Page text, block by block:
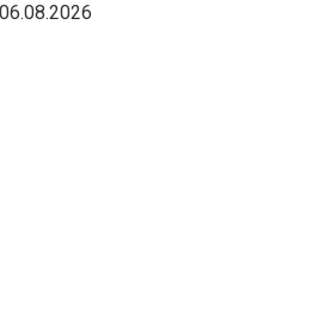
06.08.2026